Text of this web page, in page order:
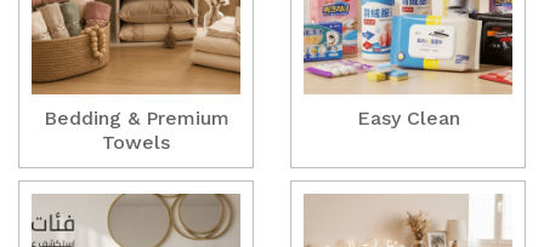
Bedding & Premium
Towels
Easy Clean